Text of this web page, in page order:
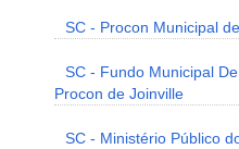
SC - Procon Municipal
SC - Fundo Municipal
Procon de Joinville
SC - Ministério Público